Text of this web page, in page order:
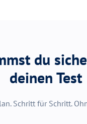
du
deinen Test
Schritt für Schritt.